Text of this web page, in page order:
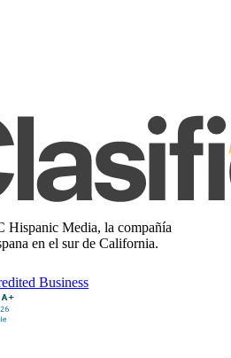
Hispanic Media, la compañía
en el sur de California.
Business